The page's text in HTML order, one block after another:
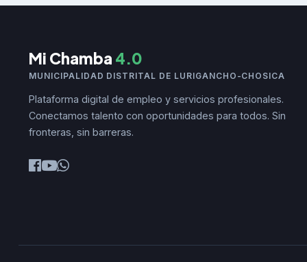
Mi Chamba 4.0
MUNICIPALIDAD DISTRITAL DE LURIGANCHO-CHOSICA
Plataforma digital de empleo y servicios profesionales.
Conectamos talento con oportunidades para todos. Sin
fronteras, sin barreras.